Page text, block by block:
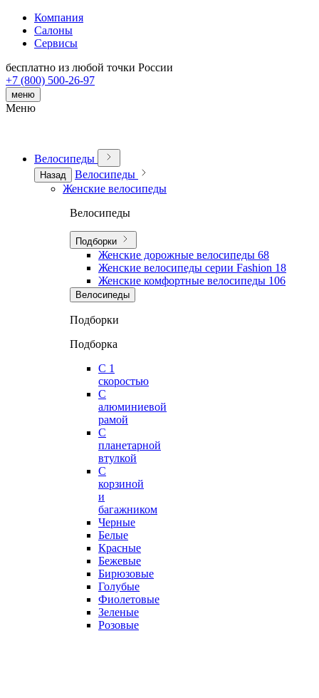
Компания
Салоны
Сервисы
бесплатно из любой точки России
+7 (800) 500-26-97
меню
Меню
Велосипеды
Назад
Велосипеды
Женские велосипеды
Велосипеды
Подборки
Женские дорожные велосипеды 68
Женские велосипеды серии Fashion 18
Женские комфортные велосипеды 106
Велосипеды
Подборки
Подборка
С 1
скоростью
С
алюминиевой
рамой
С
планетарной
втулкой
С
корзиной
и
багажником
Черные
Белые
Красные
Бежевые
Бирюзовые
Голубые
Фиолетовые
Зеленые
Розовые